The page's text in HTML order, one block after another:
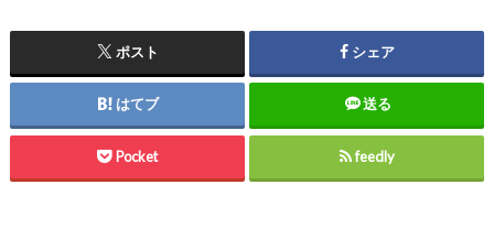
ポスト シェア
はてブ 送る
Pocket feedly